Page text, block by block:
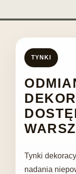
TYNKI
Tynki
nadania